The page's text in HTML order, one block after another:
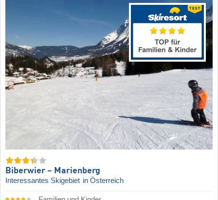
Biberwier – Marienberg
Interessantes Skigebiet in Österreich